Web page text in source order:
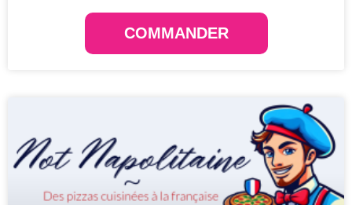
COMMANDER